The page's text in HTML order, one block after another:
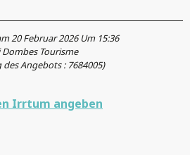
20 Februar 2026 Um 15:36
Dombes Tourisme
des Angebots : 7684005)
Irrtum angeben